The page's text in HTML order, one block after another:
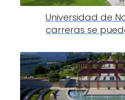
Universidad de
carreras se